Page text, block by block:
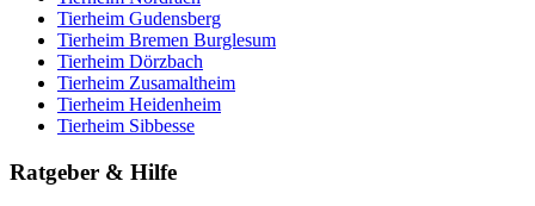
Tierheim Gudensberg
Tierheim Bremen Burglesum
Tierheim Dörzbach
Tierheim Zusamaltheim
Tierheim Heidenheim
Tierheim Sibbesse
Ratgeber & Hilfe